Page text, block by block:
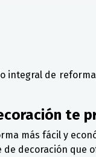
integral de
te
más fácil y
de decoración que